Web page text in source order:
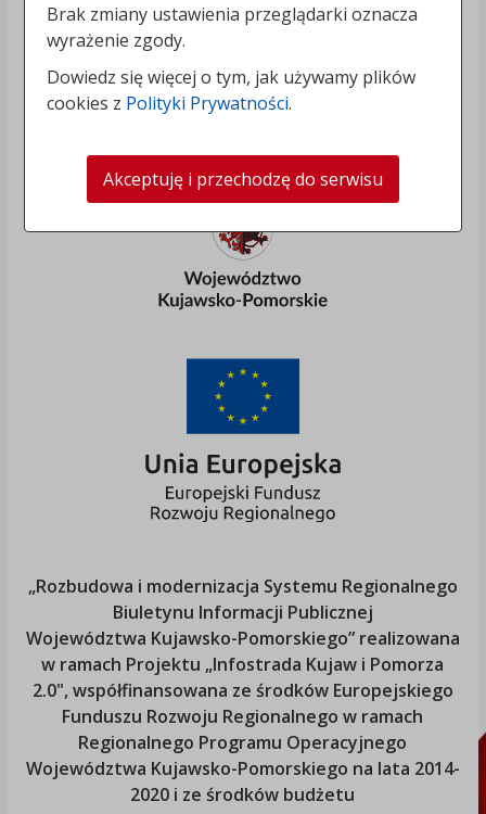
„Rozbudowa i modernizacja Systemu Regionalnego
Biuletynu Informacji Publicznej
Województwa Kujawsko-Pomorskiego” realizowana
w ramach Projektu „Infostrada Kujaw i Pomorza
2.0", współfinansowana ze środków Europejskiego
Funduszu Rozwoju Regionalnego w ramach
Regionalnego Programu Operacyjnego
Województwa Kujawsko-Pomorskiego na lata 2014-
2020 i ze środków budżetu
Brak zmiany ustawienia przeglądarki oznacza
wyrażenie zgody.
Dowiedz się więcej o tym, jak używamy plików
cookies z Polityki Prywatności.
Akceptuję i przechodzę do serwisu